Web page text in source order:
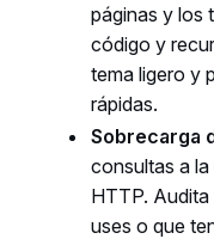
páginas y los
código y
tema ligero y
rápidas.
Sobrecarga
consultas a
HTTP. Audita
uses o que